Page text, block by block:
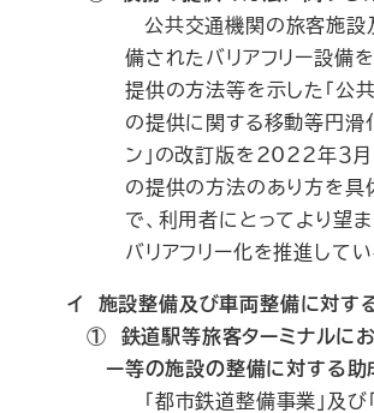
公共交通機関の旅客施設
備されたバリアフリー設備
提供の方法等を示した「公
の提供に関する移動等円滑
ン」の改訂版を2022年３月
の提供の方法のあり方を具
で、利用者にとってより望
バリアフリー化を推進してい
イ 施設整備及び車両整備に対す
① 鉄道駅等旅客ターミナルにお
ー等の施設の整備に対する助
「都市鉄道整備事業」及